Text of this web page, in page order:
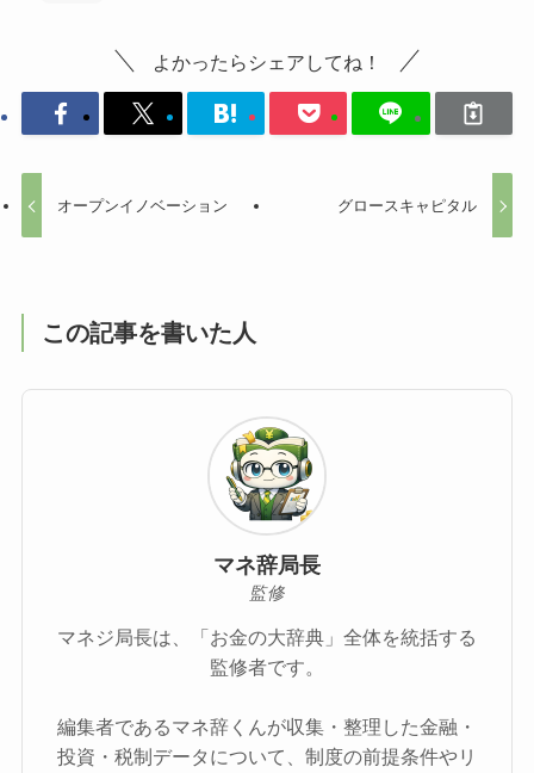
よかったらシェアしてね！
オープンイノベーション グロースキャピタル
この記事を書いた人
マネ辞局長
監修
マネジ局長は、「お金の大辞典」全体を統括する
監修者です。
編集者であるマネ辞くんが収集・整理した金融・
投資・税制データについて、制度の前提条件やリ